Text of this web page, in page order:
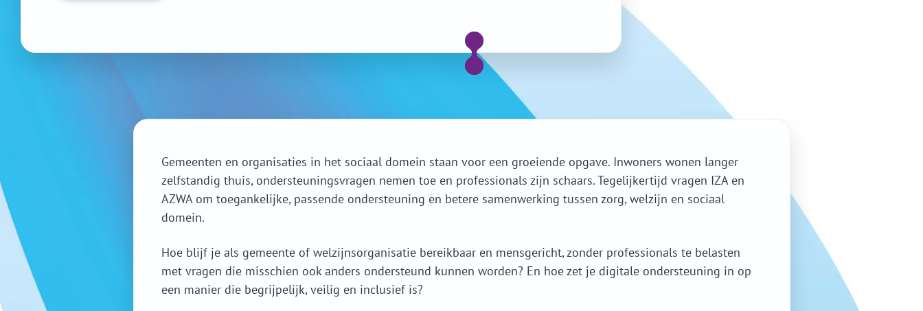
Gemeenten en organisaties in het sociaal domein staan voor een groeiende opgave. Inwoners wonen langer
zelfstandig thuis, ondersteuningsvragen nemen toe en professionals zijn schaars. Tegelijkertijd vragen IZA en
AZWA om toegankelijke, passende ondersteuning en betere samenwerking tussen zorg, welzijn en sociaal
domein.
Hoe blijf je als gemeente of welzijnsorganisatie bereikbaar en mensgericht, zonder professionals te belasten
met vragen die misschien ook anders ondersteund kunnen worden? En hoe zet je digitale ondersteuning in op
een manier die begrijpelijk, veilig en inclusief is?